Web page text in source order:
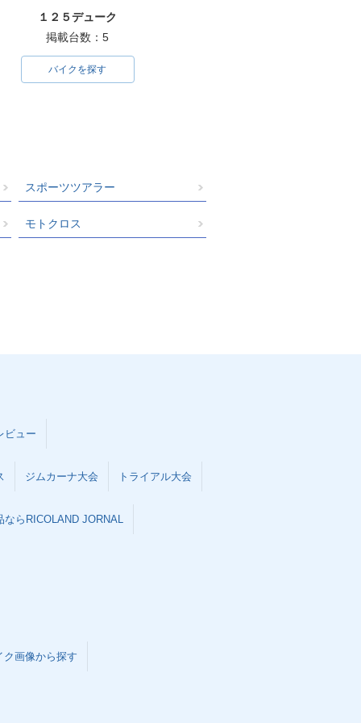
１２５デューク
掲載台数：5
バイクを探す
スポーツツアラー
モトクロス
ビュー
ジムカーナ大会 トライアル大会
らRICOLAND JORNAL
ク画像から探す